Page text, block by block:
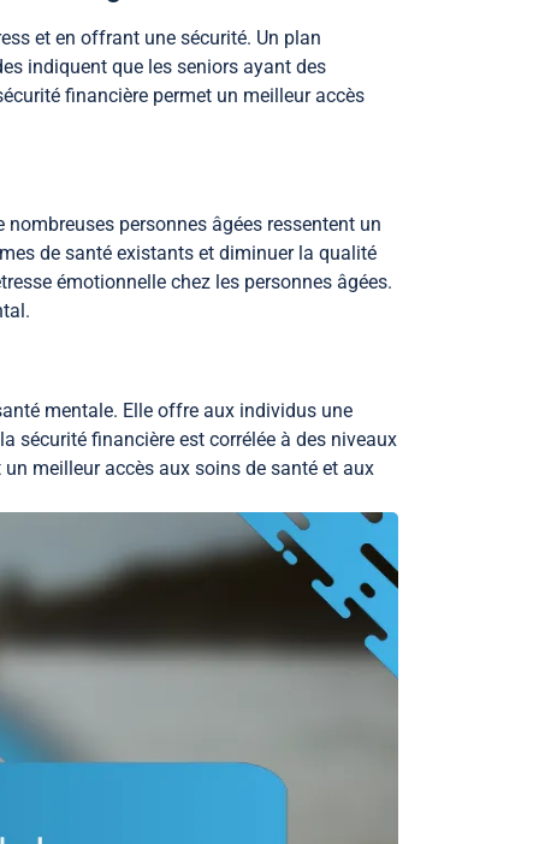
et en offrant une sécurité. Un plan
indiquent que les seniors ayant des
financière permet un meilleur accès
personnes âgées ressentent un
de santé existants et diminuer la qualité
émotionnelle chez les personnes âgées.
mentale. Elle offre aux individus une
sécurité financière est corrélée à des niveaux
meilleur accès aux soins de santé et aux